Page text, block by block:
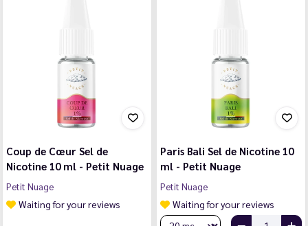
Coup de Cœur Sel de
Nicotine 10 ml - Petit Nuage
Petit Nuage
Waiting for your reviews
Paris Bali Sel de Nicotine 10
ml - Petit Nuage
Petit Nuage
Waiting for your reviews